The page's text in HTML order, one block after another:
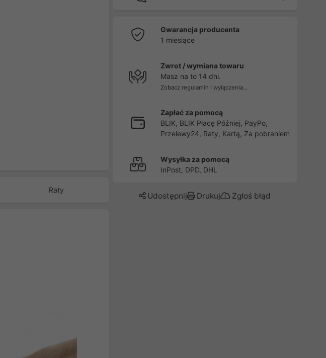
Raty
Gwarancja producenta
1 miesiące
Zwrot / wymiana towaru
Masz na to 14 dni.
Zobacz regulamin i wyłączenia...
Zapłać za pomocą
BLIK, BLIK Płacę Później, PayPo,
Przelewy24, Raty, Kartą, Za pobraniem
Wysyłka za pomocą
InPost, DPD, DHL
Udostępnij Drukuj Zgłoś błąd